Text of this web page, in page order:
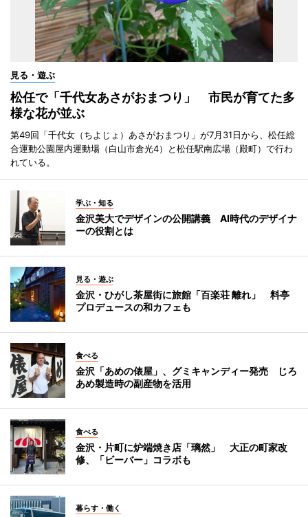
見る・遊ぶ
松任で「千代女あさがおまつり」 市民が育てた多
様な花が並ぶ
第49回「千代女（ちよじょ）あさがおまつり」が7月31日から、松任総
合運動公園屋内運動場（白山市倉光4）と松任駅南広場（殿町）で行わ
れている。
学ぶ・知る
金沢美大でデザインの公開講義 AI時代のデザイナ
ーの役割とは
見る・遊ぶ
金沢・ひがし茶屋街に旅館「百楽荘 離れ」 料亭
プロデュースの和カフェも
食べる
金沢「あめの俵屋」、グミキャンディー発売 じろ
あめ製造時の副産物を活用
食べる
金沢・片町に炉端焼き店「璃然」 大正の町家改
修、「ビーバー」コラボも
暮らす・働く